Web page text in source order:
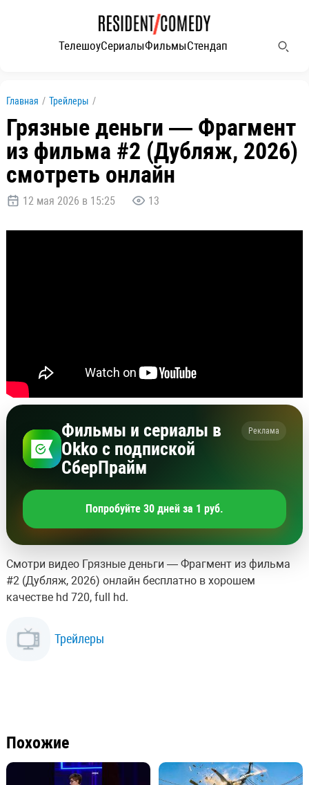
ТелешоуСериалыФильмыСтендап
Главная / Трейлеры /
Грязные деньги — Фрагмент
из фильма #2 (Дубляж, 2026)
смотреть онлайн
12 мая 2026 в 15:25 13
Фильмы и сериалы в
Okko с подпиской
СберПрайм
Реклама
Попробуйте 30 дней за 1 руб.
Смотри видео Грязные деньги — Фрагмент из фильма
#2 (Дубляж, 2026) онлайн бесплатно в хорошем
качестве hd 720, full hd.
Трейлеры
Похожие